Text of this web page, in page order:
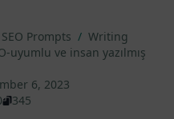
SEO Prompts / Writing
uyumlu ve insan yazılmış
6, 2023
345